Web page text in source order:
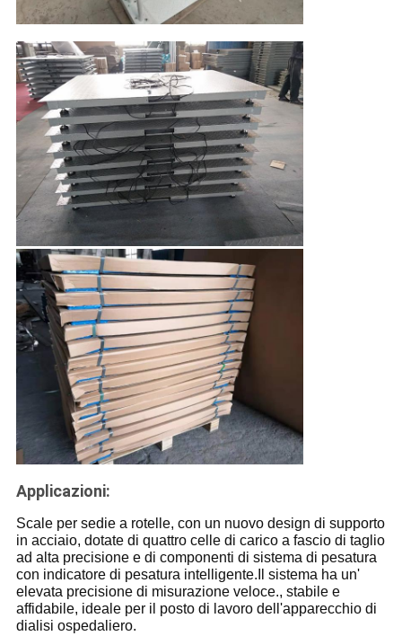
Applicazioni:
Scale per sedie a rotelle, con un nuovo design di supporto
in acciaio, dotate di quattro celle di carico a fascio di taglio
ad alta precisione e di componenti di sistema di pesatura
con indicatore di pesatura intelligente.Il sistema ha un'
elevata precisione di misurazione veloce., stabile e
affidabile, ideale per il posto di lavoro dell'apparecchio di
dialisi ospedaliero.